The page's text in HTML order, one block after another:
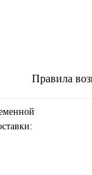
Правила